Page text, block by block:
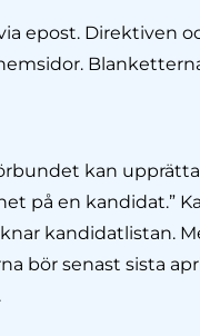
epost. Direktiven
kan
på en kandidat.”
kandi­datlistan.
bör senast sista